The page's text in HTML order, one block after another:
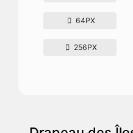
64PX
256PX